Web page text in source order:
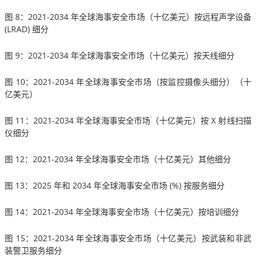
图 8：2021-2034 年全球海事安全市场（十亿美元）按远程声学设备
(LRAD) 细分
图 9：2021-2034 年全球海事安全市场（十亿美元）按天线细分
图 10：2021-2034 年全球海事安全市场（按监控摄像头细分）（十
亿美元）
图 11：2021-2034 年全球海事安全市场（十亿美元）按 X 射线扫描
仪细分
图 12：2021-2034 年全球海事安全市场（十亿美元）其他细分
图 13：2025 年和 2034 年全球海事安全市场 (%) 按服务细分
图 14：2021-2034 年全球海事安全市场（十亿美元）按培训细分
图 15：2021-2034 年全球海事安全市场（十亿美元）按武装和非武
装警卫服务细分